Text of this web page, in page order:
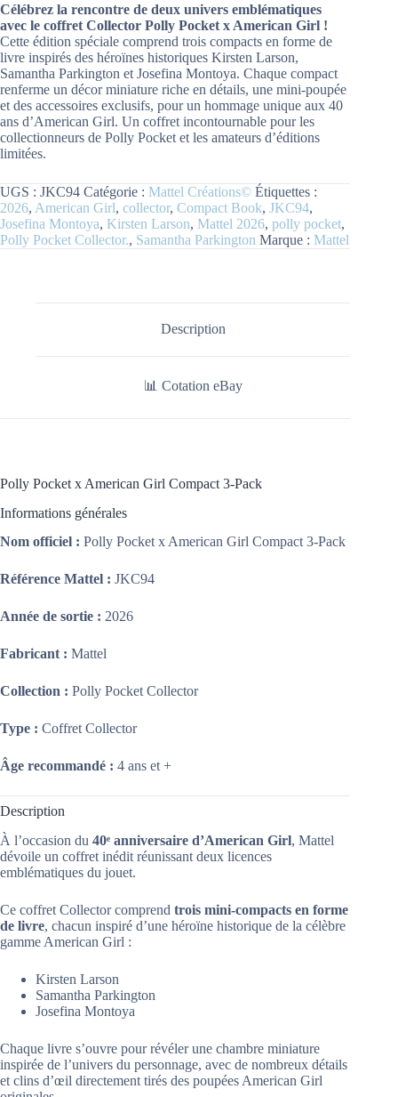
Célébrez la rencontre de deux univers emblématiques
avec le coffret Collector Polly Pocket x American Girl !
Cette édition spéciale comprend trois compacts en forme de
livre inspirés des héroïnes historiques Kirsten Larson,
Samantha Parkington et Josefina Montoya. Chaque compact
renferme un décor miniature riche en détails, une mini-poupée
et des accessoires exclusifs, pour un hommage unique aux 40
ans d’American Girl. Un coffret incontournable pour les
collectionneurs de Polly Pocket et les amateurs d’éditions
limitées.
UGS : JKC94 Catégorie : Mattel Créations© Étiquettes :
2026, American Girl, collector, Compact Book, JKC94,
Josefina Montoya, Kirsten Larson, Mattel 2026, polly pocket,
Polly Pocket Collector., Samantha Parkington Marque : Mattel
Description
📊 Cotation eBay
Polly Pocket x American Girl Compact 3-Pack
Informations générales
Nom officiel : Polly Pocket x American Girl Compact 3-Pack
Référence Mattel : JKC94
Année de sortie : 2026
Fabricant : Mattel
Collection : Polly Pocket Collector
Type : Coffret Collector
Âge recommandé : 4 ans et +
Description
À l’occasion du 40ᵉ anniversaire d’American Girl, Mattel
dévoile un coffret inédit réunissant deux licences
emblématiques du jouet.
Ce coffret Collector comprend trois mini-compacts en forme
de livre, chacun inspiré d’une héroïne historique de la célèbre
gamme American Girl :
Kirsten Larson
Samantha Parkington
Josefina Montoya
Chaque livre s’ouvre pour révéler une chambre miniature
inspirée de l’univers du personnage, avec de nombreux détails
et clins d’œil directement tirés des poupées American Girl